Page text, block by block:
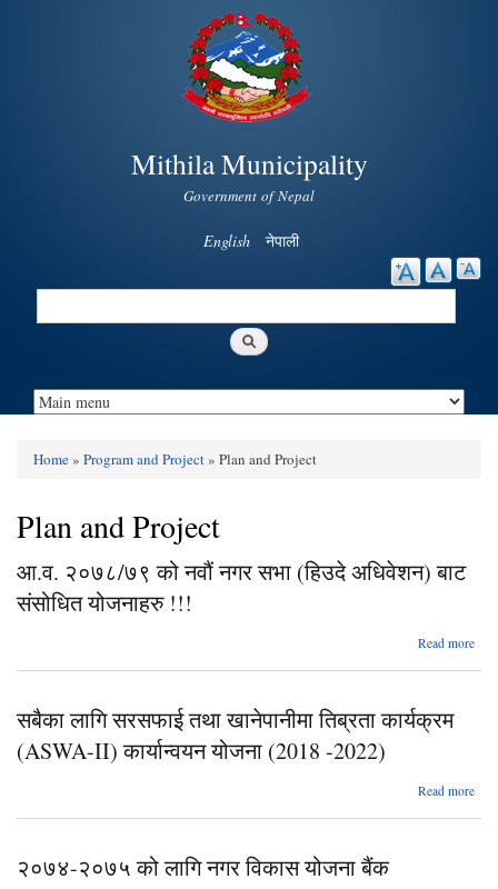
Skip to
main
content
Mithila Municipality
Government of Nepal
English नेपाली
Search
You are here
Home» Program and Project» Plan and Project
Plan and Project
आ.व. २०७८/७९ को नवौं नगर सभा (हिउदे अधिवेशन) बाट
संसोधित योजनाहरु !!!
Read more
सबैका लागि सरसफाई तथा खानेपानीमा तिब्रता कार्यक्रम
(ASWA-II) कार्यान्वयन योजना (2018 -2022)
Read more
२०७४-२०७५ को लागि नगर विकास योजना बैंक